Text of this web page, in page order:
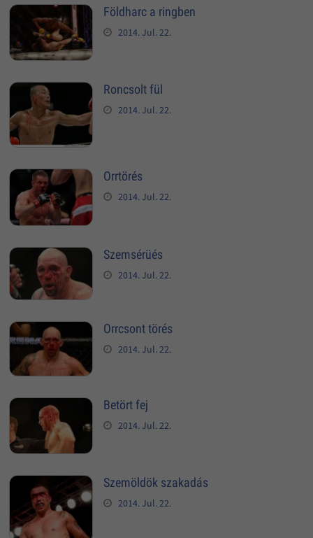
Földharc a ringben
2014. Jul. 22.
Roncsolt fül
2014. Jul. 22.
Orrtörés
2014. Jul. 22.
Szemsérüés
2014. Jul. 22.
Orrcsont törés
2014. Jul. 22.
Betört fej
2014. Jul. 22.
Szemöldök szakadás
2014. Jul. 22.